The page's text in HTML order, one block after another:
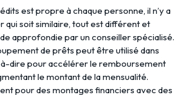
est propre à chaque personne, il n’y a
qui soit similaire, tout est différent et
approfondie par un conseiller spécialisé.
de prêts peut être utilisé dans
à-dire pour accélérer le remboursement
le montant de la mensualité.
pour des montages financiers avec des